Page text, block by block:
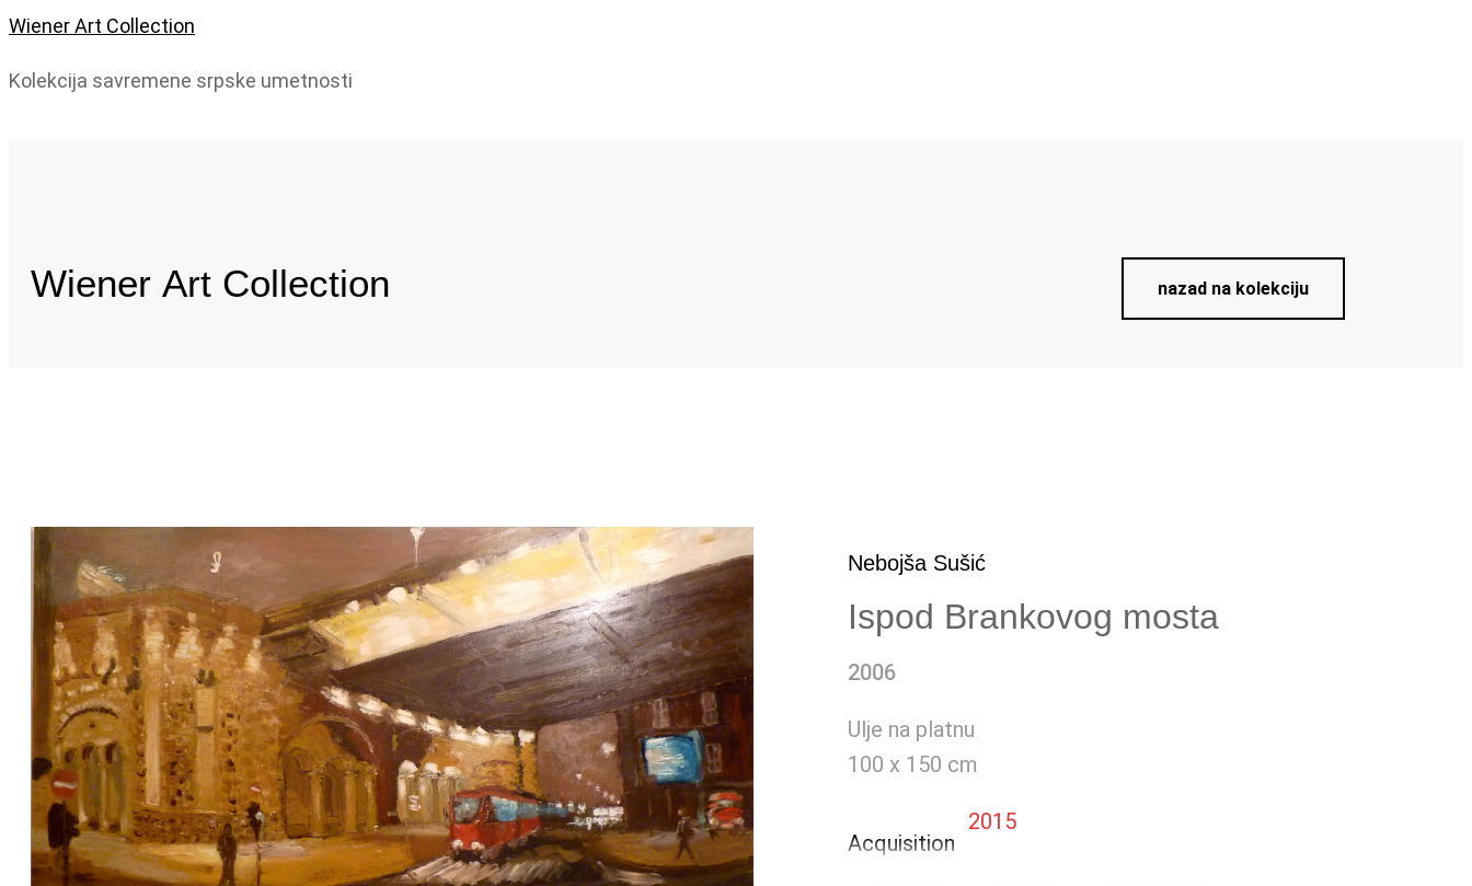
Wiener Art Collection
Kolekcija savremene srpske umetnosti
Wiener Art Collection nazad na kolekciju
Nebojša Sušić
Ispod Brankovog mosta
2006
Ulje na platnu
100 x 150 cm
Acquisition
2015